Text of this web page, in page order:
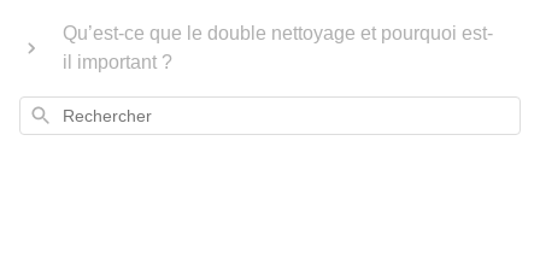
Qu’est-ce que le double nettoyage et pourquoi est-
il important ?
Rechercher